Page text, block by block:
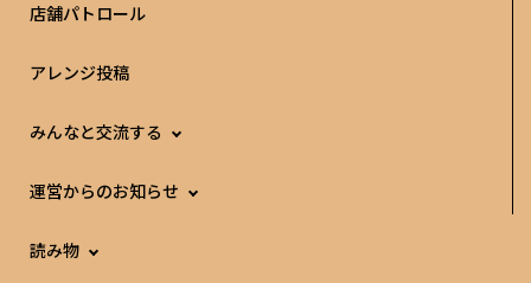
店舗パトロール
アレンジ投稿
みんなと交流する
運営からのお知らせ
読み物